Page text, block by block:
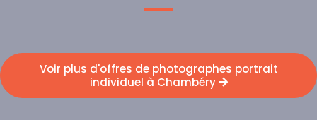
Voir plus d'offres de photographes portrait
individuel à Chambéry